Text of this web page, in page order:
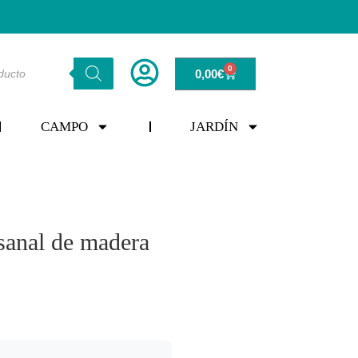
0,00€ 0
CAMPO JARDÍN
de madera